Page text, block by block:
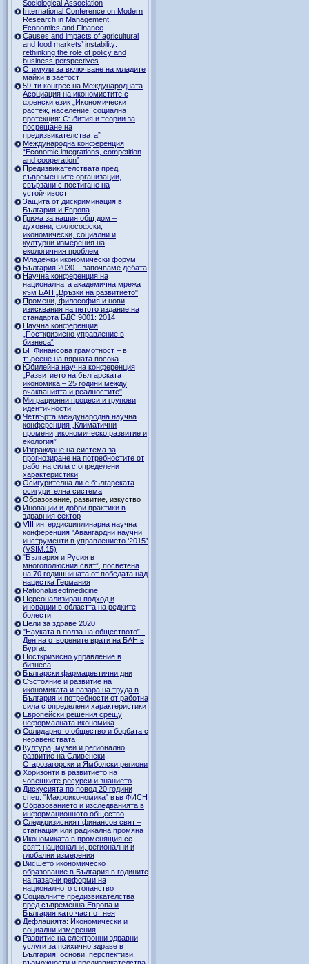
Sociological Association
International Conference on Modern
Research in Management,
Economics and Finance
Causes and impacts of agricultural
and food markets’ instability:
rethinking the role of policy and
business perspectives
Стимули за включване на младите
майки в заетост
59-ти конгрес на Международната
Асоциация на икономистите с
френски език „Икономически
растеж, население, социална
протекция: Събития и теории за
посрещане на
предизвикателствата”
Международна конференция
“Economic integrations, competition
and cooperation”
Предизвикателствата пред
съвременните организации,
свързани с постигане на
устойчивост
Защита от дискриминация в
България и Европа
Грижа за нашия общ дом –
духовни, философски,
икономически, социални и
културни измерения на
екологичния проблем
Младежки икономически форум
България 2030 – започваме дебата
Научна конференция на
националната академична мрежа
към БАН „Връзки на развитието"
Промени, философия и нови
изисквания на петото издание на
стандарта БДС 9001: 2014
Научна конференция
„Посткризисно управление в
бизнеса“
БГ Финансова грамотност – в
търсене на вярната посока
Юбилейна научна конференция
„Развитието на българската
икономика – 25 години между
очакванията и реалностите"
Миграционни процеси и групови
идентичности
Четвърта международна научна
конференция „Климатични
промени, икономическо развитие и
екология”
Изграждане на система за
прогнозиране на потребностите от
работна сила с определени
характеристики
Осигурителна ли е българската
осигурителна система
Образование, развитие, изкуство
Иновации и добри практики в
здравния сектор
VIII интердисциплинарна научна
конференция "Авангардни научни
инструменти в управлението ‘2015”
(VSIM:15)
"България и Русия в
многополюсния свят”, посветена
на 70 годишнината от победата над
нацистка Германия
Rationaluseofmedicine
Персонализиран подход и
иновации в областта на редките
болести
Цели за здраве 2020
"Науката в полза на обществото” -
Ден на отворените врати на БАН в
Бургас
Посткризисно управление в
бизнеса
Български фармацевтични дни
Състояние и развитие на
икономиката и пазара на труда в
България и потребности от работна
сила с определени характеристики
Европейски решения срещу
неформалната икономика
Солидарното общество и борбата с
неравенствата
Култура, музеи и регионално
развитие на Сливенски,
Старозагорски и Ямболски региони
Хоризонти в развитието на
човешките ресурси и знанието
Дискусията по повод 20 години
спец. "Макроикономика" във ФИСН
Образованието и изследванията в
информационното общество
Следкризисният финансов свят –
стагнация или радикална промяна
Икономиката в променящия се
свят: национални, регионални и
глобални измерения
Висшето икономическо
образование в България в годините
на пазарни реформи на
националното стопанство
Социалните предизвикателства
пред съвременна Европа и
България като част от нея
Дефлацията: Икономически и
социални измерения
Развитие на електронни здравни
услуги за психично здраве в
България: основи, перспективи,
възможности и предизвикателства